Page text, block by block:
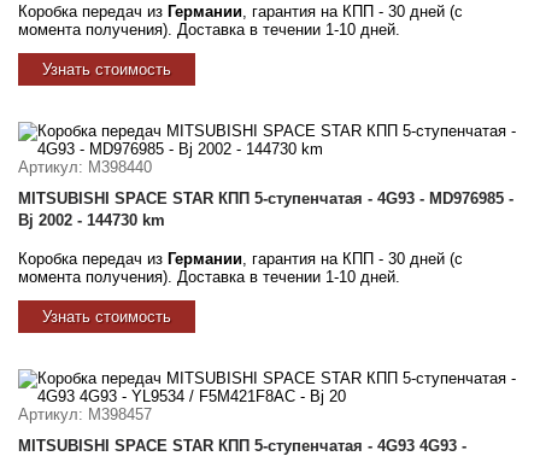
Коробка передач из Германии , гарантия на КПП - 30 дней (с
момента получения). Доставка в течении 1-10 дней.
Узнать стоимость
Артикул: M398440
MITSUBISHI SPACE STAR КПП 5-ступенчатая - 4G93 - MD976985 -
Bj 2002 - 144730 km
Коробка передач из Германии , гарантия на КПП - 30 дней (с
момента получения). Доставка в течении 1-10 дней.
Узнать стоимость
Артикул: M398457
MITSUBISHI SPACE STAR КПП 5-ступенчатая - 4G93 4G93 -